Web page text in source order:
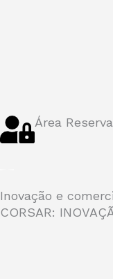
Área
Inovação e
CORSAR: